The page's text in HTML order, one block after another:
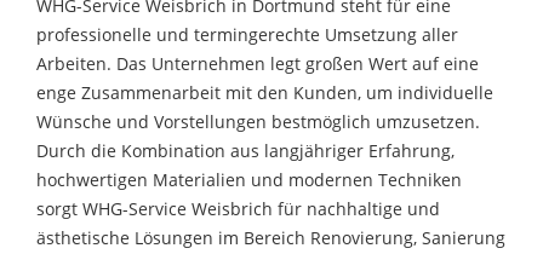
WHG-Service Weisbrich in Dortmund steht für eine
professionelle und termingerechte Umsetzung aller
Arbeiten. Das Unternehmen legt großen Wert auf eine
enge Zusammenarbeit mit den Kunden, um individuelle
Wünsche und Vorstellungen bestmöglich umzusetzen.
Durch die Kombination aus langjähriger Erfahrung,
hochwertigen Materialien und modernen Techniken
sorgt WHG-Service Weisbrich für nachhaltige und
ästhetische Lösungen im Bereich Renovierung, Sanierung